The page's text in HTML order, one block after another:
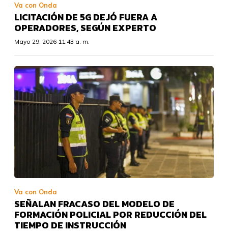
Va con Onda
LICITACIÓN DE 5G DEJÓ FUERA A
OPERADORES, SEGÚN EXPERTO
Mayo 29, 2026 11:43 a. m.
Va con Onda
SEÑALAN FRACASO DEL MODELO DE
FORMACIÓN POLICIAL POR REDUCCIÓN DEL
TIEMPO DE INSTRUCCIÓN